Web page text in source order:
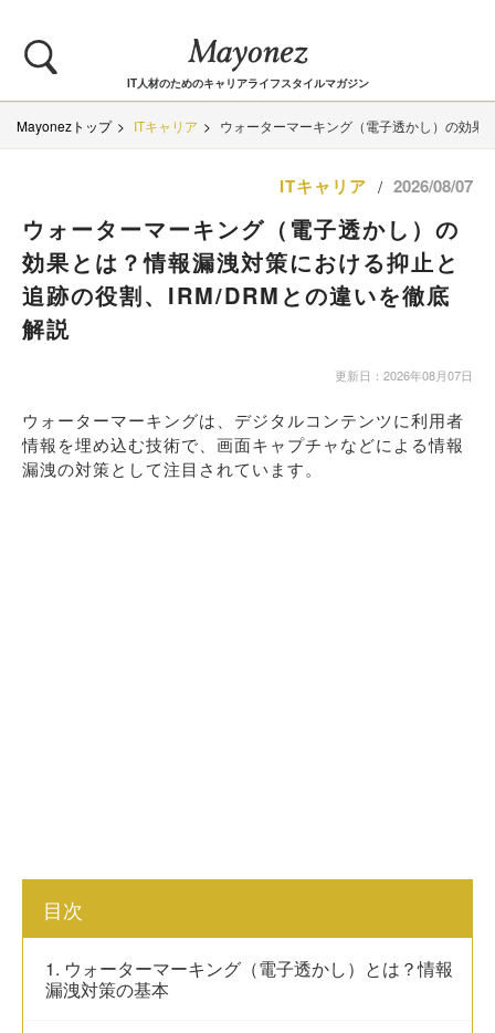
IT人材のためのキャリアライフスタイルマガジン
Mayonezトップ ITキャリア ウォーターマーキング（電子透かし）の効
ITキャリア / 2026/08/07
ウォーターマーキング（電子透かし）の
効果とは？情報漏洩対策における抑止と
追跡の役割、IRM/DRMとの違いを徹底
解説
更新日：2026年08月07日
ウォーターマーキングは、デジタルコンテンツに利用者
情報を埋め込む技術で、画面キャプチャなどによる情報
漏洩の対策として注目されています。
目次
1. ウォーターマーキング（電子透かし）とは？情報
漏洩対策の基本